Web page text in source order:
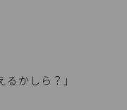
かしら？」